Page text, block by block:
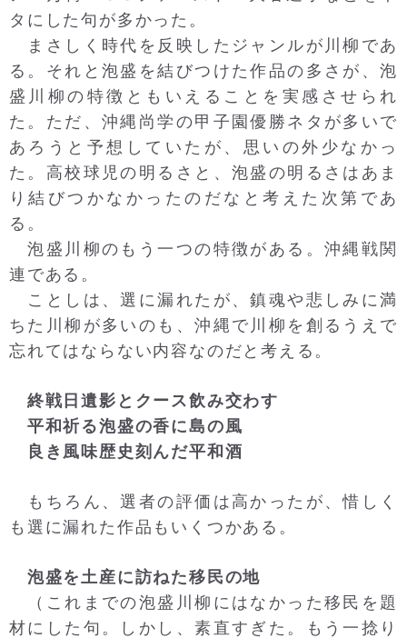
タにした句が多かった。
まさしく時代を反映したジャンルが川柳であ
る。それと泡盛を結びつけた作品の多さが、泡
盛川柳の特徴ともいえることを実感させられ
た。ただ、沖縄尚学の甲子園優勝ネタが多いで
あろうと予想していたが、思いの外少なかっ
た。高校球児の明るさと、泡盛の明るさはあま
り結びつかなかったのだなと考えた次第であ
る。
泡盛川柳のもう一つの特徴がある。沖縄戦関
連である。
ことしは、選に漏れたが、鎮魂や悲しみに満
ちた川柳が多いのも、沖縄で川柳を創るうえで
忘れてはならない内容なのだと考える。
終戦日遺影とクース飲み交わす
平和祈る泡盛の香に島の風
良き風味歴史刻んだ平和酒
もちろん、選者の評価は高かったが、惜しく
も選に漏れた作品もいくつかある。
泡盛を土産に訪ねた移民の地
（これまでの泡盛川柳にはなかった移民を題
材にした句。しかし、素直すぎた。もう一捻り